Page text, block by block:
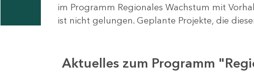
im Programm Regionales Wachstum mit
ist nicht gelungen. Geplante Projekte, die
Aktuelles zum Programm